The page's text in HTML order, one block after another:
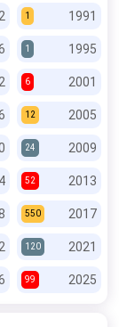
1991
1
1995
1
2001
6
2005
12
2009
24
2013
52
2017
550
2021
120
2025
99